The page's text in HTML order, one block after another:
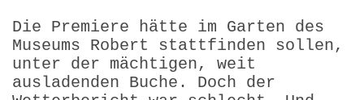
Die Premiere hätte im Garten des
Museums Robert stattfinden sollen,
unter der mächtigen, weit
ausladenden Buche. Doch der